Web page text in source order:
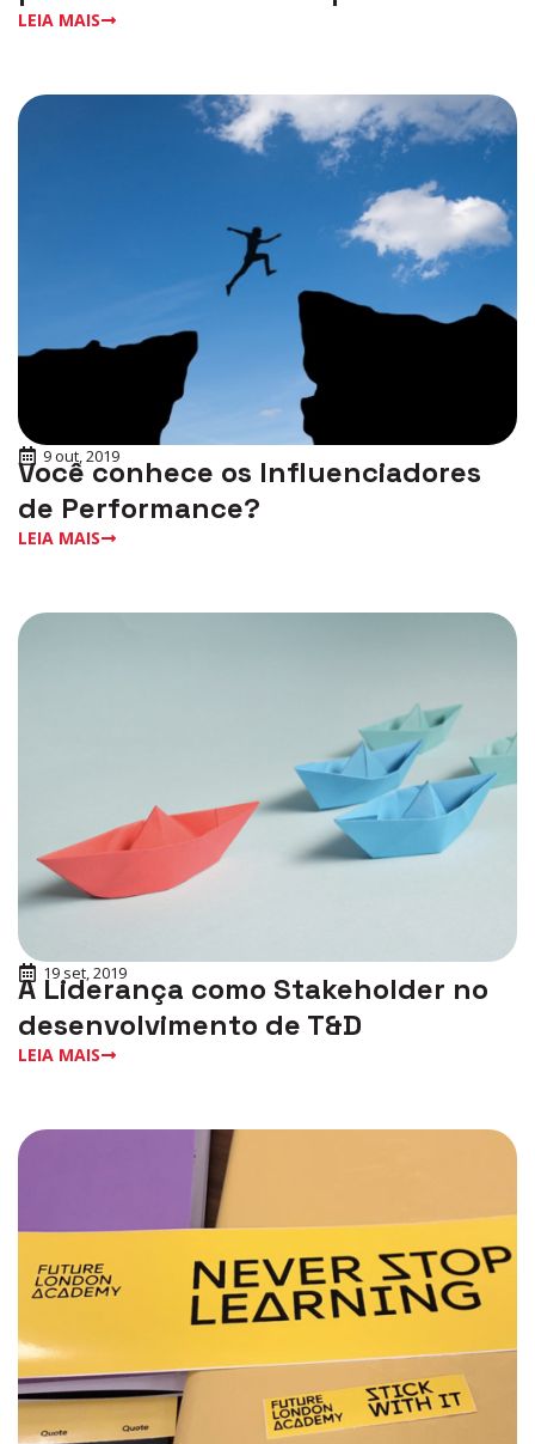
LEIA MAIS
9 out, 2019
Você conhece os Influenciadores
de Performance?
LEIA MAIS
19 set, 2019
A Liderança como Stakeholder no
desenvolvimento de T&D
LEIA MAIS